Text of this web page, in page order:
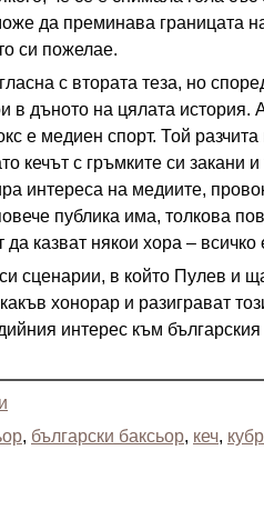
да преминава границата
си пожелае.
с втората теза, но
в дъното на цялата история.
е медиен спорт. Той разчита
кечът с гръмките си закани
интереса на медиите,
публика има, толкова
да казват някои хора – всичко
сценарии, в който Пулев и
хонорар и разиграват
интерес към
, български баксьор, кеч,